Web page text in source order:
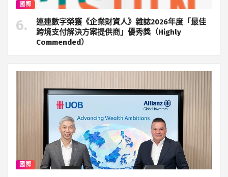
國際
連連數字榮獲《企業財資人》雜誌2026年度「最佳
跨境支付解決方案提供商」優秀獎（Highly
Commended）
國際